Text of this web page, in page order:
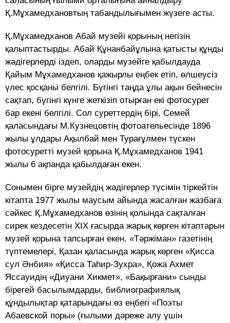
Қ.Мұхамедхановтың табандылығымен жүзеге асты.
Қ.Мұхамедханов Абай музейі қорының негізін
қалыптастырды. Абай Құнанбайұлына қатысты құнды
жәдігерлерді іздеп, оларды музейге қабылдауда
Қайым Мұхамедханов қажырлы еңбек етіп, өлшеусіз
үлес қосқаны белгілі. Бүгінгі таңда ұлы ақын бейнесін
сақтап, бүгінгі күнге жеткізіп отырған екі фотосурет
бар екені белгілі. Сол суреттердің бірі, Семей
қаласындағы М.Кузнецовтің фотоательесінде 1896
жылы ұлдары Ақылбай мен Турағұлмен түскен
фотосуретті музей қорына Қ.Мұхамедханов 1941
жылы 6 ақпанда қабылдаған екен.
Сонымен бірге музейдің жәдігерлер түсімін тіркейтін
кітапта 1977 жылы маусым айында жасалған жазбаға
сәйкес Қ.Мұхамедханов өзінің қолында сақталған
сирек кездесетін ХІХ ғасырда жарық көрген кітаптарын
музей қорына тапсырған екен. «Тәржіман» газетінің
түптемелері, Қазан қаласында жарық көрген «Қисса
сул Әнбия» «Қисса Таһир-Зухра», Қожа Ахмет
Яссауидің «Диуани Хикмет», «Бақырғани» сынды
бірегей басылымдарды, библиографиялық
құндылықтар қатарындағы өз еңбегі «Поэты
Абаевской поры» (ғылыми дәреже алу үшін